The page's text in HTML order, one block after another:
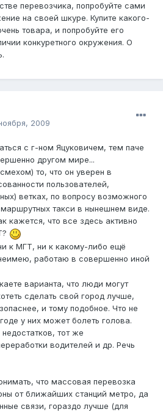
перевозчика, попробуйте сами
на своей шкуре. Купите какого-
товара, и попробуйте его
конкуретного окружения. О
2009
с г-ном Яцуковичем, тем паче
другом мире...
то, что он уверен в
пользователей,
ветках, по вопросу возможного
такси в нынешнем виде.
кажется, что все здесь активно
к МГТ, ни к какому-либо ещё
работаю в совершенно иной
варианта, что люди могут
сделать свой город лучше,
и тому подобное. Что не
у них может болеть голова.
тот же
водителей и др. Речь
что массовая перевозка
от ближайших станций метро, да
связи, гораздо лучше (для